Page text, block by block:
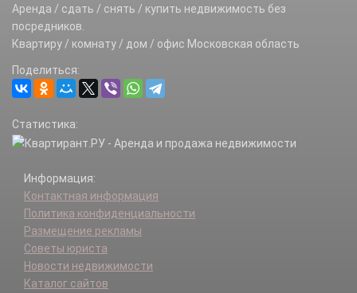
Аренда / сдать / снять / купить недвижимость без
посредников.
Квартиру / комнату / дом / офис Московская область
Поделиться:
Статистика:
Информация:
Контактная информация
Политика конфиденциальности
Размещение рекламы
Советы юриста
Новости недвижимости
Каталог сайтов